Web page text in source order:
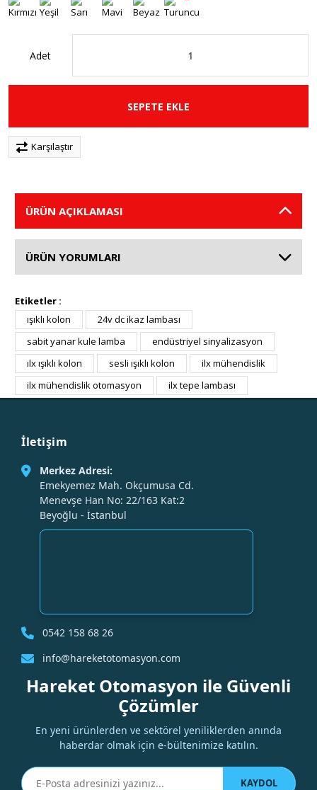
Adet
SEPETE EKLE
Karşılaştır
ÜRÜN AÇIKLAMASI
ÜRÜN YORUMLARI
Etiketler :
ışıklı kolon
24v dc ikaz lambası
sabit yanar kule lamba
endüstriyel sinyalizasyon
ılx ışıklı kolon
sesli ışıklı kolon
ilx mühendislik
ilx mühendislik otomasyon
ilx tepe lambası
İletişim
Merkez Adresi:
Emekyemez Mah. Okçumusa Cd.
Menevşe Han No: 22/163 Kat:2
Beyoğlu - İstanbul
0542 158 68 26
info@hareketotomasyon.com
Hareket Otomasyon ile Güvenli
Çözümler
En yeni ürünlerden ve sektörel yeniliklerden anında
haberdar olmak için e-bültenimize katılın.
KAYDOL